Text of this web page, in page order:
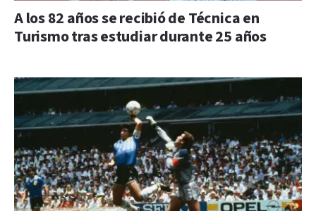
A los 82 años se recibió de Técnica en
Turismo tras estudiar durante 25 años